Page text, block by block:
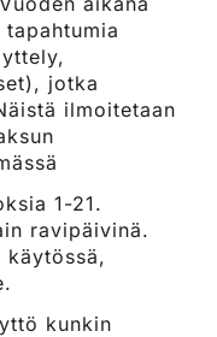
jotka
ilmoitetaan
1-21.
ravipäivinä.
kunkin